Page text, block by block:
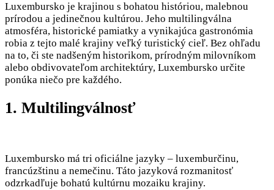
Luxembursko je krajinou s bohatou históriou, malebnou
prírodou a jedinečnou kultúrou. Jeho multilingválna
atmosféra, historické pamiatky a vynikajúca gastronómia
robia z tejto malé krajiny veľký turistický cieľ. Bez ohľadu
na to, či ste nadšeným historikom, prírodným milovníkom
alebo obdivovateľom architektúry, Luxembursko určite
ponúka niečo pre každého.
1. Multilingválnosť
Luxembursko má tri oficiálne jazyky – luxemburčinu,
francúzštinu a nemečinu. Táto jazyková rozmanitosť
odzrkadľuje bohatú kultúrnu mozaiku krajiny.